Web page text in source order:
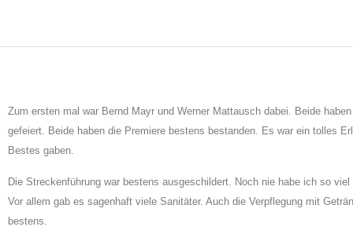
Zum ersten mal war Bernd Mayr und Werner Mattausch dabei. Beide
gefeiert. Beide haben die Premiere bestens bestanden. Es war ein tolles
Bestes gaben.
Die Streckenführung war bestens ausgeschildert. Noch nie habe ich so
Vor allem gab es sagenhaft viele Sanitäter. Auch die Verpflegung mit
bestens.